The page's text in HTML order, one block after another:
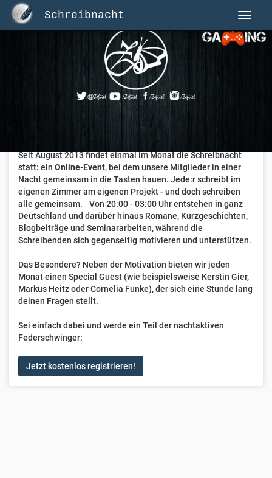
Schreibnacht
Herzlich Willkommen auf Schreibnacht.de
Hier erwartet dich eine aktive Federschwinger-Community
mit über 3.000 Mitgliedern.
Willkommen ist jede Person, die gerne schreibt
Seit August 2013 findet einmal im Monat die Schreibnacht
statt: ein Online-Event, bei dem unsere Mitglieder in einer
Nacht gemeinsam in die Tasten hauen. Jede:r schreibt im
eigenen Zimmer am eigenen Projekt - und doch schreiben
alle gemeinsam. Von 20:00 - 03:00 Uhr entstehen in ganz
Deutschland und darüber hinaus Romane, Kurzgeschichten,
Blogbeiträge und Seminararbeiten, während die
Schreibenden sich gegenseitig motivieren und unterstützen.
Das Besondere? Neben der Motivation bieten wir jeden
Monat einen Special Guest (wie beispielsweise Kerstin Gier,
Markus Heitz oder Cornelia Funke), der sich eine Stunde lang
deinen Fragen stellt.
Sei einfach dabei und werde ein Teil der nachtaktiven
Federschwinger:
Jetzt kostenlos registrieren!